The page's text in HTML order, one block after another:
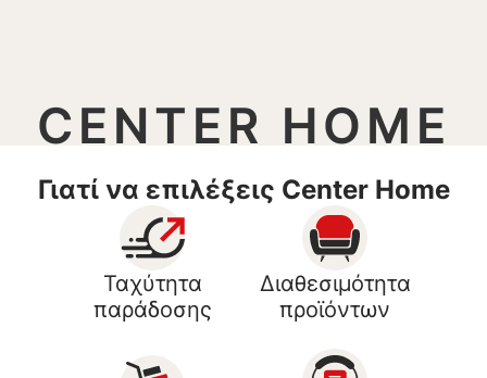
CENTER HOME
Γιατί να επιλέξεις Center Home
Ταχύτητα
παράδοσης
Διαθεσιμότητα
προϊόντων